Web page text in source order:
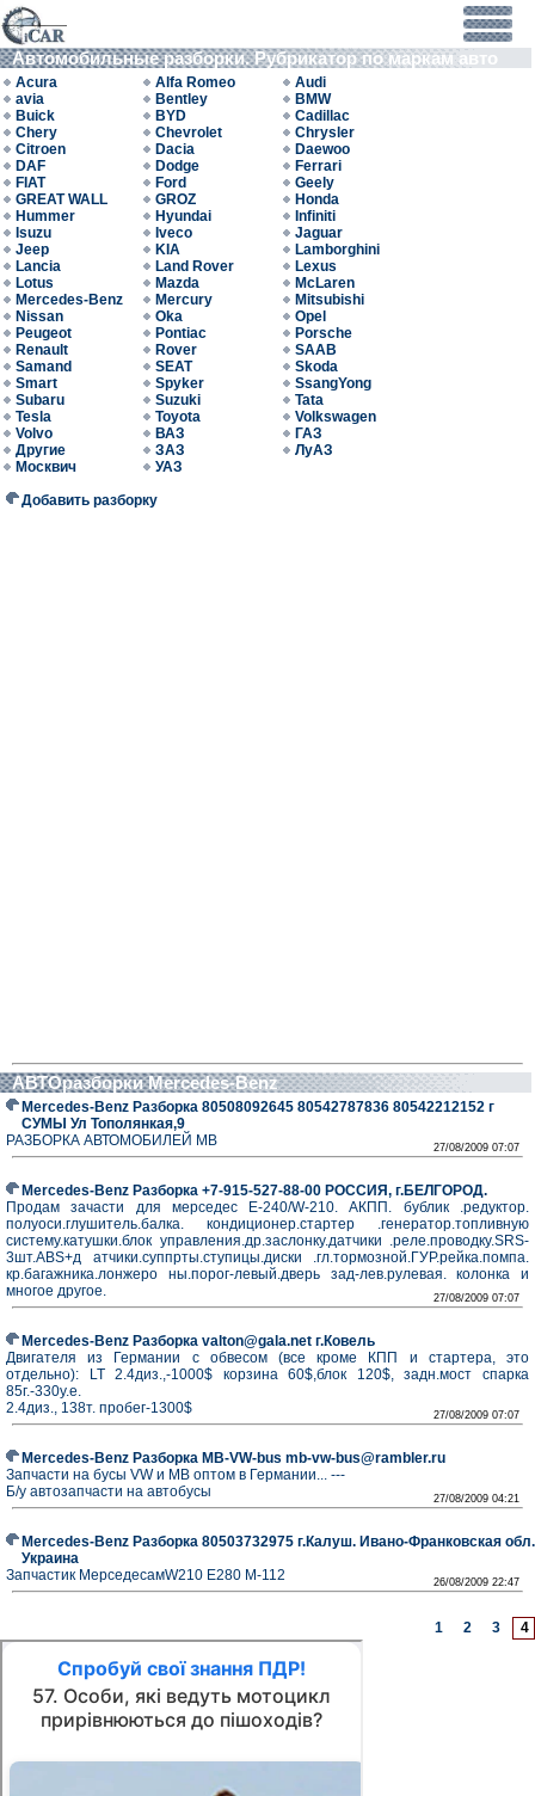
Автомобильные разборки. Рубрикатор по маркам авто
Acura Alfa Romeo
Audi
avia
Bentley
BMW
Buick
BYD
Cadillac
Chery
Chevrolet
Chrysler
Citroen
Dacia
Daewoo
DAF
Dodge
Ferrari
FIAT
Ford
Geely
GREAT WALL
GROZ
Honda
Hummer
Hyundai
Infiniti
Isuzu
Iveco
Jaguar
Jeep
KIA
Lamborghini
Lancia
Land Rover
Lexus
Lotus
Mazda
McLaren
Mercedes-Benz
Mercury
Mitsubishi
Nissan
Oka
Opel
Peugeot
Pontiac
Porsche
Renault
Rover
SAAB
Samand
SEAT
Skoda
Smart
Spyker
SsangYong
Subaru
Suzuki
Tata
Tesla
Toyota
Volkswagen
Volvo
ВАЗ
ГАЗ
Другие
ЗАЗ
ЛуАЗ
Москвич
УАЗ
Добавить разборку
АВТОразборки Mercedes-Benz
Mercedes-Benz Разборка 80508092645 80542787836 80542212152 г
СУМЫ Ул Тополянкая,9
РАЗБОРКА АВТОМОБИЛЕЙ MB
27/08/2009 07:07
Mercedes-Benz Разборка +7-915-527-88-00 РОССИЯ, г.БЕЛГОРОД.
Продам зачасти для мерседес Е-240/W-210. АКПП. бублик .редуктор.
полуоси.глушитель.балка. кондиционер.стартер .генератор.топливную
систему.катушки.блок управления.др.заслонку.датчики .реле.проводку.SRS-
3шт.ABS+д атчики.суппрты.ступицы.диски .гл.тормозной.ГУР.рейка.помпа.
кр.багажника.лонжеро ны.порог-левый.дверь зад-лев.рулевая. колонка и
многое другое.
27/08/2009 07:07
Mercedes-Benz Разборка valton@gala.net г.Ковель
Двигателя из Германии с обвесом (все кроме КПП и стартера, это
отдельно): LT 2.4диз.,-1000$ корзина 60$,блок 120$, задн.мост спарка
85г.-330у.е.
2.4диз., 138т. пробег-1300$
27/08/2009 07:07
Mercedes-Benz Разборка MB-VW-bus mb-vw-bus@rambler.ru
Запчасти на бусы VW и MB оптом в Германии... ---
Б/у автозапчасти на автобусы
27/08/2009 04:21
Mercedes-Benz Разборка 80503732975 г.Калуш. Ивано-Франковская обл.
Украина
Запчастик МерседесамW210 E280 M-112
26/08/2009 22:47
1 2 3 4